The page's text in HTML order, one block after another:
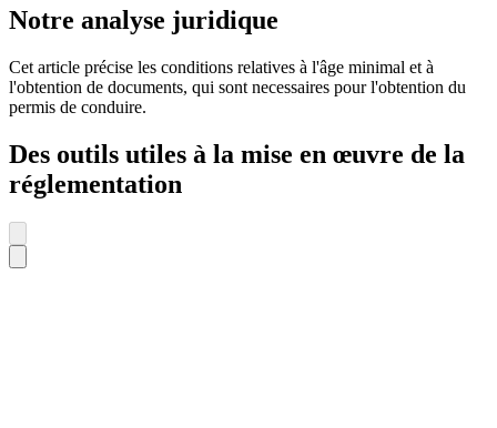
Notre analyse juridique
Cet article précise les conditions relatives à l'âge minimal et à
l'obtention de documents, qui sont necessaires pour l'obtention du
permis de conduire.
Des outils utiles à la mise en œuvre de la
réglementation